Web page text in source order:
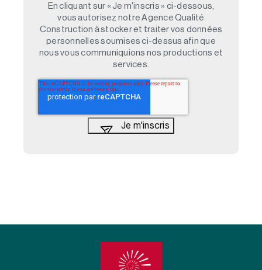
En cliquant sur « Je m'inscris » ci-dessous,
vous autorisez notre Agence Qualité
Construction à stocker et traiter vos données
personnelles soumises ci-dessus afin que
nous vous communiquions nos productions et
services.